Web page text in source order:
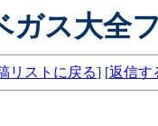
ガス大全
リストに戻る] [返信す